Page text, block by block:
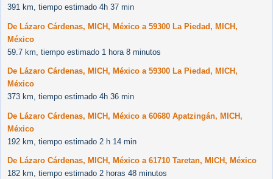
391 km, tiempo estimado 4h 37 min
De Lázaro Cárdenas, MICH, México a 59300 La Piedad, MICH,
México
59.7 km, tiempo estimado 1 hora 8 minutos
De Lázaro Cárdenas, MICH, México a 59300 La Piedad, MICH,
México
373 km, tiempo estimado 4h 36 min
De Lázaro Cárdenas, MICH, México a 60680 Apatzingán, MICH,
México
192 km, tiempo estimado 2 h 14 min
De Lázaro Cárdenas, MICH, México a 61710 Taretan, MICH, México
182 km, tiempo estimado 2 horas 48 minutos